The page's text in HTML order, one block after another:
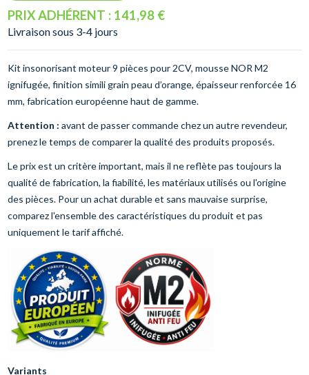
PRIX ADHÉRENT : 141,98 €
Livraison sous 3-4 jours
Kit insonorisant moteur 9 pièces pour 2CV, mousse NOR M2
ignifugée, finition simili grain peau d’orange, épaisseur renforcée 16
mm, fabrication européenne haut de gamme.
Attention : avant de passer commande chez un autre revendeur,
prenez le temps de comparer la qualité des produits proposés.
Le prix est un critère important, mais il ne reflète pas toujours la
qualité de fabrication, la fiabilité, les matériaux utilisés ou l'origine
des pièces. Pour un achat durable et sans mauvaise surprise,
comparez l'ensemble des caractéristiques du produit et pas
uniquement le tarif affiché.
Variants